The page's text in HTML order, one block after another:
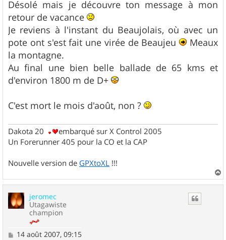
s
s
a
g
e
Désolé mais je découvre ton message à mon
retour de vacance
Je reviens à l'instant du Beaujolais, où avec un
pote ont s'est fait une virée de Beaujeu
Meaux
la montagne.
Au final une bien belle ballade de 65 kms et
d'environ 1800 m de D+
C'est mort le mois d'août, non ?
Dakota 20
embarqué sur X Control 2005
Un Forerunner 405 pour la CO et la CAP
Nouvelle version de GPXtoXL !!!
a
jeromec
Utagawiste
champion
M14 août 2007, 09:15